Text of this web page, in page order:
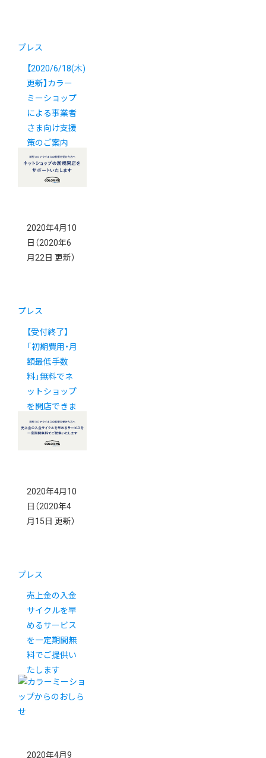
プレス
【2020/6/18(木)
更新】カラー
ミーショップ
による事業者
さま向け支援
策のご案内
2020年4月10
日 （2020年6
月22日 更新）
プレス
【受付終了】
「初期費用・月
額最低手数
料」無料でネ
ットショップ
を開店できま
す
2020年4月10
日 （2020年4
月15日 更新）
プレス
売上金の入金
サイクルを早
めるサービス
を一定期間無
料でご提供い
たします
2020年4月9